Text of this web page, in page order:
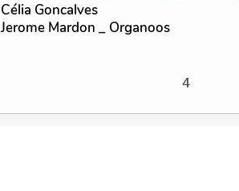
Célia Goncalves
Jerome Mardon _ Organoos